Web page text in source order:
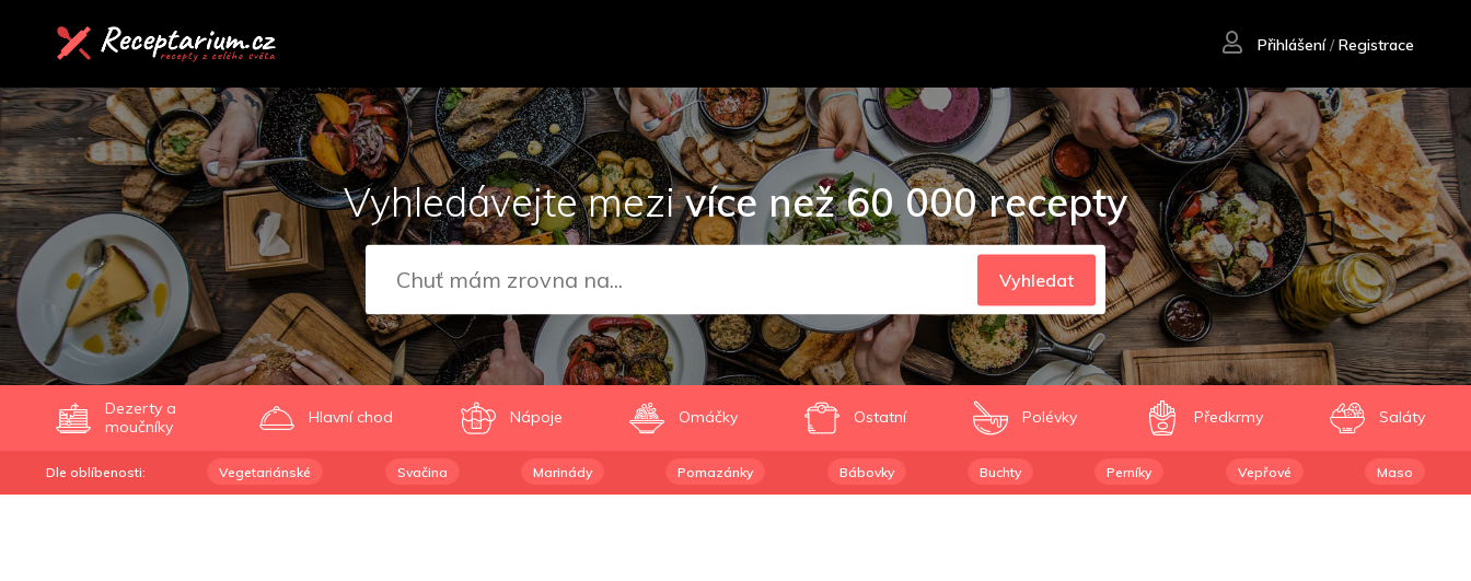
Přihlášení/Registrace
Vyhledávejte mezivíce než 60 000 recepty
Vyhledat
Dezerty a
moučníky
Hlavní chod Nápoje Omáčky Ostatní Polévky Předkrmy Saláty
Dle oblíbenosti: Vegetariánské Svačina Marinády Pomazánky Bábovky Buchty Perníky Vepřové Maso